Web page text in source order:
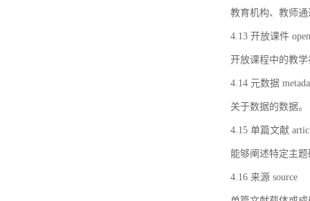
教育机构、教师
4.13 开放课件
开放课程中的教
4.14 元数据
关于数据的数据。
4.15 单篇文献
能够阐述特定主
4.16 来源 source